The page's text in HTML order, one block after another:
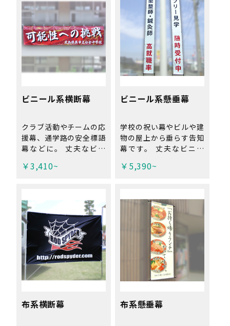
ビニール系横断幕
クラブ活動やチームの応
援幕、通学路の安全標語
幕などに。 丈夫なビニ
ても長期で使用が可能で
けにくい「メッシュター
ポリン」の2種類からお
選び下さい！ 店舗看板
や展示会装飾としてもお
使いいただけます。
￥3,410~
ビニール系懸垂幕
学校の祝い幕やビルや建
物の屋上から垂らす告知
幕です。 丈夫なビニー
も長期で使用が可能で
けにくい「メッシュター
ポリン」の2種類からお
選び下さい！設置場所に
応じて生地や加工方法を
お選び下さい！
￥5,390~
布系横断幕 布系懸垂幕